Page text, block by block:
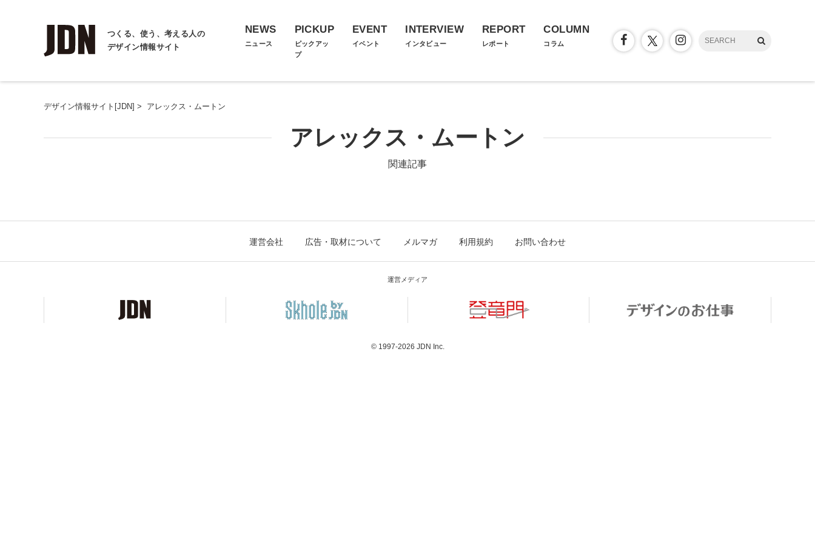
つくる、使う、考える人の
デザイン情報サイト
NEWS
ニュース
PICKUP
ピックアッ
プ
EVENT
イベント
INTERVIEW
インタビュー
REPORT
レポート
COLUMN
コラム
デザイン情報サイト[JDN] > アレックス・ムートン
アレックス・ムートン
関連記事
運営会社 広告・取材について メルマガ 利用規約 お問い合わせ
運営メディア
© 1997-2026 JDN Inc.